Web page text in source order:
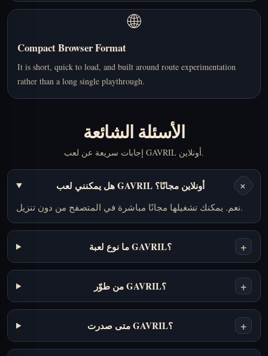
🌐
Compact Browser Format
It is short, quick to load, and built around route experimentation
rather than a long single playthrough.
الأسئلة الشائعة
إجابات سريعة عن لعب GAVRIL أونلاين.
هل يمكنني لعب GAVRIL أونلاين مجانًا؟ +
نعم. يمكنك تشغيلها مجانًا مباشرة في المتصفح من دون تنزيل.
ما نوع لعبة GAVRIL؟ +
من طوّر GAVRIL؟ +
متى صدرت GAVRIL؟ +